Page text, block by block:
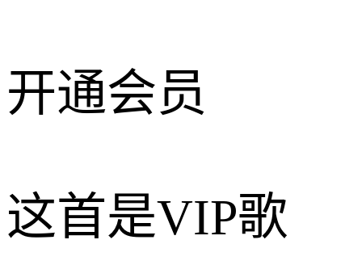
开通会员
这首是VIP歌